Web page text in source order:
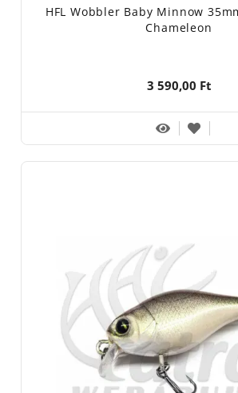
HFL Wobbler Baby Minnow
Chameleon
3 590,00 Ft